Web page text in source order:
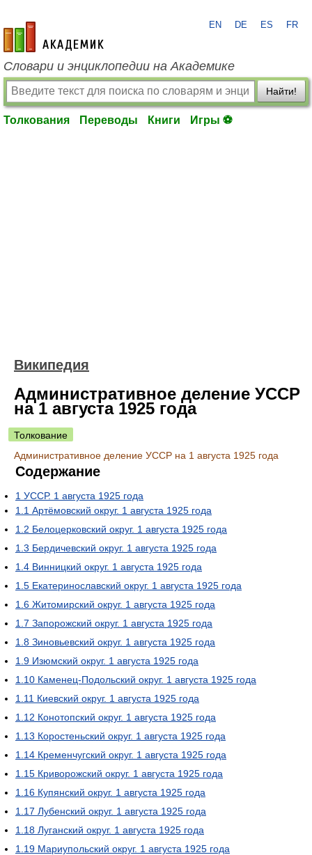
academic.ru
EN DE ES FR
Словари и энциклопедии на Академике
Найти!
Толкования Переводы Книги Игры ⚽
Википедия
Административное деление УССР
на 1 августа 1925 года
Толкование
Административное деление УССР на 1 августа 1925 года
Содержание
1 УССР. 1 августа 1925 года
1.1 Артёмовский округ. 1 августа 1925 года
1.2 Белоцерковский округ. 1 августа 1925 года
1.3 Бердичевский округ. 1 августа 1925 года
1.4 Винницкий округ. 1 августа 1925 года
1.5 Екатеринославский округ. 1 августа 1925 года
1.6 Житомирский округ. 1 августа 1925 года
1.7 Запорожский округ. 1 августа 1925 года
1.8 Зиновьевский округ. 1 августа 1925 года
1.9 Изюмский округ. 1 августа 1925 года
1.10 Каменец-Подольский округ. 1 августа 1925 года
1.11 Киевский округ. 1 августа 1925 года
1.12 Конотопский округ. 1 августа 1925 года
1.13 Коростеньский округ. 1 августа 1925 года
1.14 Кременчугский округ. 1 августа 1925 года
1.15 Криворожский округ. 1 августа 1925 года
1.16 Купянский округ. 1 августа 1925 года
1.17 Лубенский округ. 1 августа 1925 года
1.18 Луганский округ. 1 августа 1925 года
1.19 Мариупольский округ. 1 августа 1925 года